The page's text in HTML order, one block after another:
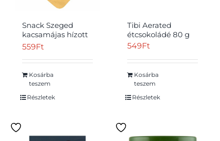
Snack Szeged
kacsamájas hízott
májból
559Ft
Kosárba
teszem
Részletek
Tibi Aerated
étcsokoládé 80 g
549Ft
Kosárba
teszem
Részletek